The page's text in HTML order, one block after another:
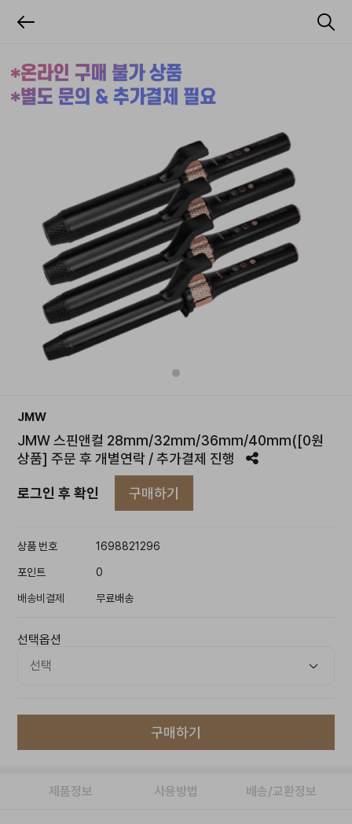
JMW
JMW 스핀앤컬 28mm/32mm/36mm/40mm([0원
상품] 주문 후 개별연락 / 추가결제 진행
로그인 후 확인 구매하기
상품 번호 1698821296
포인트 0
배송비결제 무료배송
선택옵션
구매하기
제품정보 사용방법 배송/교환정보